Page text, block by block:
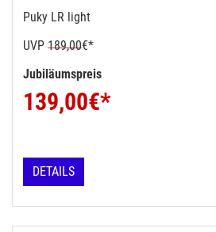
Puky LR light
UVP 189,00€*
Jubiläumspreis
139,00€*
DETAILS